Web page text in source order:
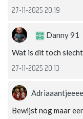
27-11-2025 20:19
Danny 91
Wat is dit toch
27-11-2025 20:13
Bewijst nog maar